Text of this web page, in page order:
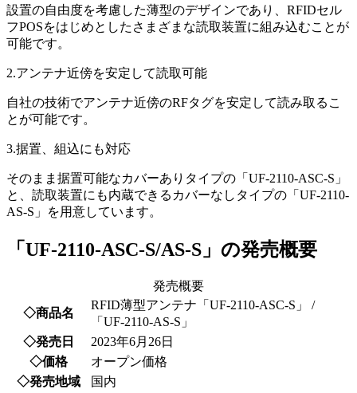
設置の自由度を考慮した薄型のデザインであり、RFIDセル
フPOSをはじめとしたさまざまな読取装置に組み込むことが
可能です。
2.アンテナ近傍を安定して読取可能
自社の技術でアンテナ近傍のRFタグを安定して読み取るこ
とが可能です。
3.据置、組込にも対応
そのまま据置可能なカバーありタイプの「UF-2110-ASC-S」
と、読取装置にも内蔵できるカバーなしタイプの「UF-2110-
AS-S」を用意しています。
「UF-2110-ASC-S/AS-S」の発売概要
発売概要
◇商品名
RFID薄型アンテナ「UF-2110-ASC-S」 /
「UF-2110-AS-S」
◇発売日
2023年6月26日
◇価格
オープン価格
◇発売地域
国内